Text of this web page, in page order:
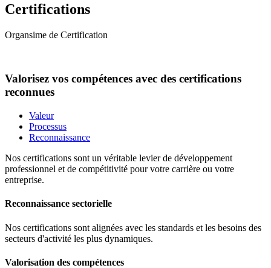
Certifications
Organsime de Certification
Valorisez vos compétences avec des certifications
reconnues
Valeur
Processus
Reconnaissance
Nos certifications sont un véritable levier de développement
professionnel et de compétitivité pour votre carrière ou votre
entreprise.
Reconnaissance sectorielle
Nos certifications sont alignées avec les standards et les besoins des
secteurs d'activité les plus dynamiques.
Valorisation des compétences